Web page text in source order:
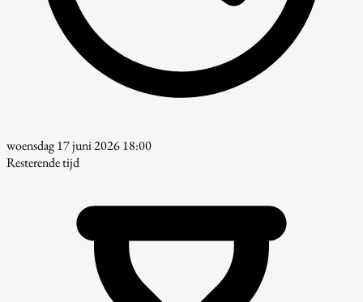
woensdag 17 juni 2026 18:00
Resterende tijd